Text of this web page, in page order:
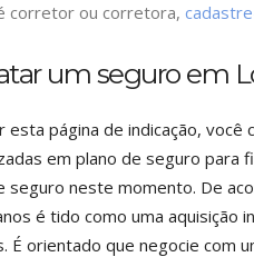
corretor ou corretora,
um seguro em
esta página de indicação,
em plano de seguro para
seguro neste momento. De
é tido como uma aquisição
É orientado que negocie com